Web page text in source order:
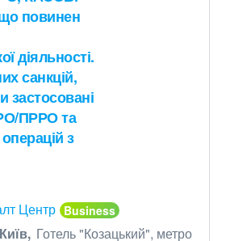
повинен
діяльності.
санкцій,
застосовані
ПРРО та
з
Центр
Київ Готель "Козацький", метро